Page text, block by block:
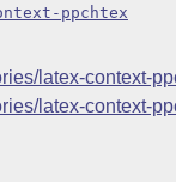
ppchtex
latex-context-
latex-context-